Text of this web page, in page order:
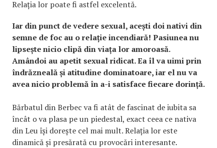
Relația lor poate fi astfel excelentă.
Iar din punct de vedere sexual, acești doi nativi din
semne de foc au o relație incendiară! Pasiunea nu
lipsește nicio clipă din viața lor amoroasă.
Amândoi au apetit sexual ridicat. Ea îl va uimi prin
îndrăzneală și atitudine dominatoare, iar el nu va
avea nicio problemă în a-i satisface fiecare dorință.
Bărbatul din Berbec va fi atât de fascinat de iubita sa
încât o va plasa pe un piedestal, exact ceea ce nativa
din Leu își dorește cel mai mult. Relația lor este
dinamică și presărată cu provocări interesante.